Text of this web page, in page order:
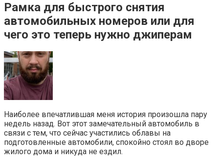
Рамка для быстрого снятия
автомобильных номеров или для
чего это теперь нужно джиперам
Наиболее впечатлившая меня история произошла пару
недель назад. Вот этот замечательный автомобиль в
связи с тем, что сейчас участились облавы на
подготовленные автомобили, спокойно стоял во дворе
жилого дома и никуда не ездил.